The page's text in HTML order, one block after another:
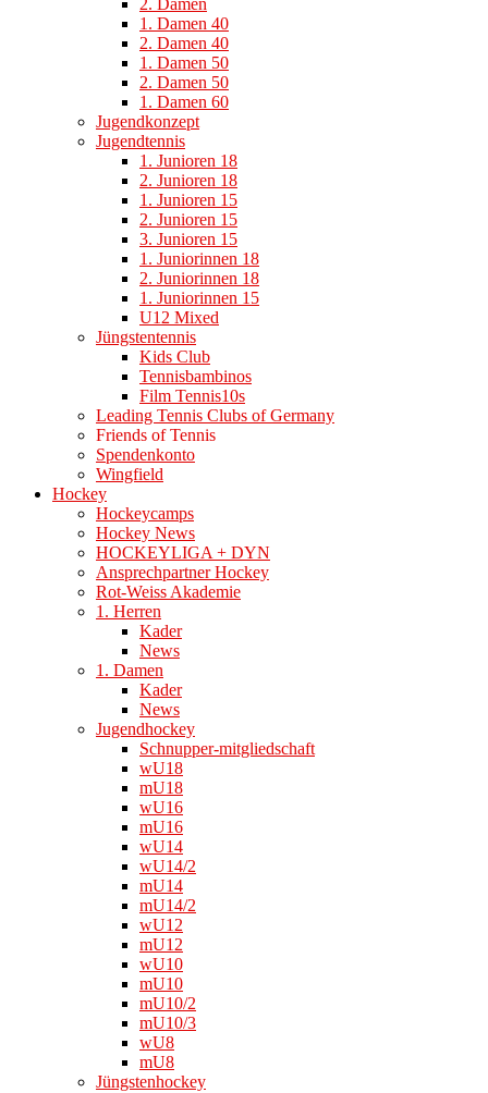
2. Damen
1. Damen 40
2. Damen 40
1. Damen 50
2. Damen 50
1. Damen 60
Jugendkonzept
Jugendtennis
1. Junioren 18
2. Junioren 18
1. Junioren 15
2. Junioren 15
3. Junioren 15
1. Juniorinnen 18
2. Juniorinnen 18
1. Juniorinnen 15
U12 Mixed
Jüngstentennis
Kids Club
Tennisbambinos
Film Tennis10s
Leading Tennis Clubs of Germany
Friends of Tennis
Spendenkonto
Wingfield
Hockey
Hockeycamps
Hockey News
HOCKEYLIGA + DYN
Ansprechpartner Hockey
Rot-Weiss Akademie
1. Herren
Kader
News
1. Damen
Kader
News
Jugendhockey
Schnupper-mitgliedschaft
wU18
mU18
wU16
mU16
wU14
wU14/2
mU14
mU14/2
wU12
mU12
wU10
mU10
mU10/2
mU10/3
wU8
mU8
Jüngstenhockey